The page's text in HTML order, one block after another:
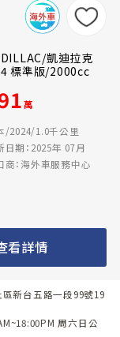
凱迪拉克
標準版/2000cc
萬
/2024/1.0千公里
日期：2025年 07月
商：海外車服務中心
看詳情
新台五路一段99號19
周六日公